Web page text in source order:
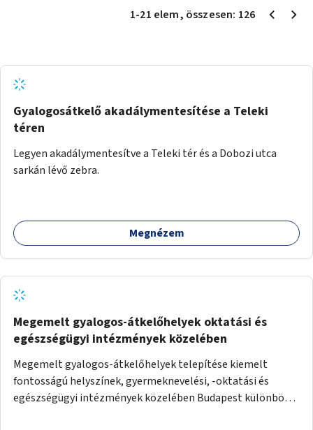
1-21 elem, összesen: 126
Gyalogosátkelő akadálymentesítése a Teleki
téren
Legyen akadálymentesítve a Teleki tér és a Dobozi utca
sarkán lévő zebra.
Megnézem
Megemelt gyalogos-átkelőhelyek oktatási és
egészségügyi intézmények közelében
Megemelt gyalogos-átkelőhelyek telepítése kiemelt
fontosságú helyszínek, gyermeknevelési, -oktatási és
egészségügyi intézmények közelében Budapest különböző